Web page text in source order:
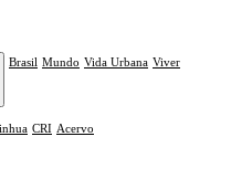
Brasil Mundo Vida Urbana Viver
CRI Acervo